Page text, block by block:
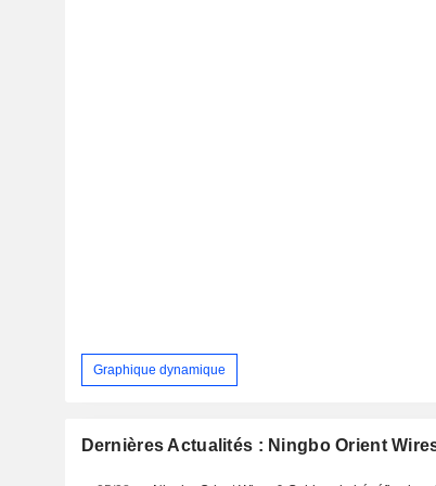
Graphique dynamique
Dernières Actualités : Ningbo Orient